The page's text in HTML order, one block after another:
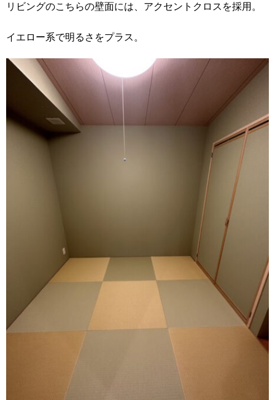
リビングのこちらの壁面には、アクセントクロスを採用。
イエロー系で明るさをプラス。